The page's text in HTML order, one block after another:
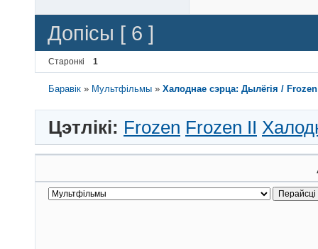
Допісы [ 6 ]
Старонкі 1
Баравік » Мультфільмы »Халоднае сэрца: Дылёгія /
Цэтлікі: Frozen Frozen II